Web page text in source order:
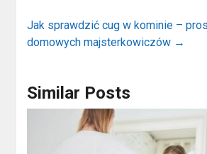
Jak sprawdzić cug w kominie –
domowych majsterkowiczów →
Similar Posts